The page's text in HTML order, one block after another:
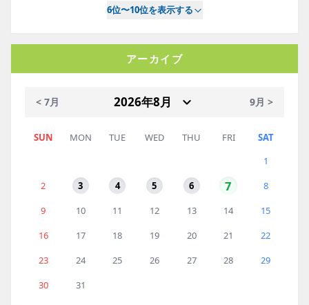
6位〜10位を表示する
アーカイブ
< 7月 9月 >
SUN MON TUE WED THU FRI
SAT
1
2
3 4 5 6 7
8
9
10 11 12 13 14
15
16
17 18 19 20 21
22
23
24 25 26 27 28
29
30
31